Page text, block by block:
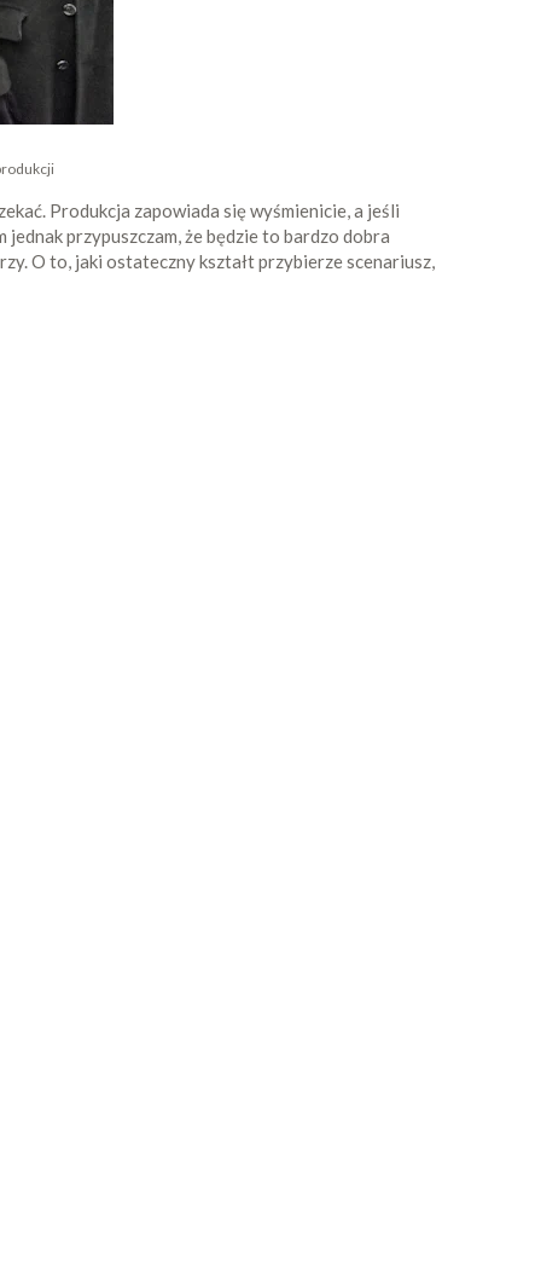
Produkcja zapowiada się wyśmienicie, a jeśli
przypuszczam, że będzie to bardzo dobra
O to, jaki ostateczny kształt przybierze scenariusz,